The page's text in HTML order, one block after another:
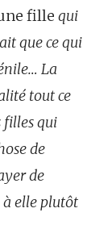
fille qui
que ce qui
La
tout ce
filles qui
de
de
à elle plutôt